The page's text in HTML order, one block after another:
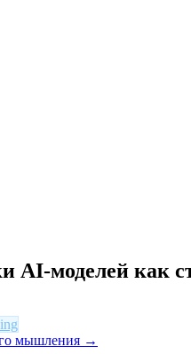
AI-моделей как
мышления →